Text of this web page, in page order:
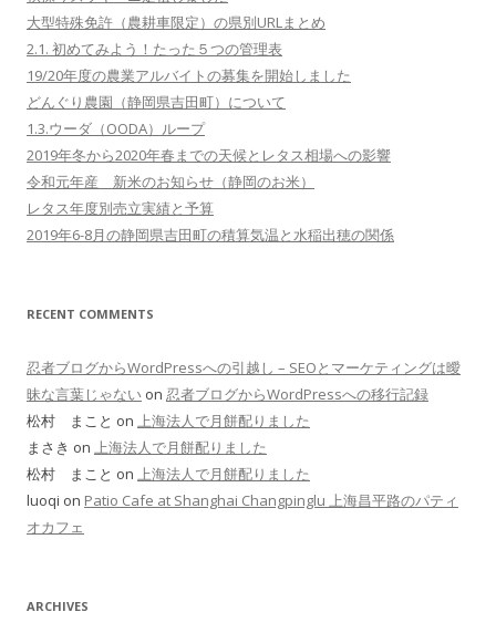
大型特殊免許（農耕車限定）の県別URLまとめ
2.1. 初めてみよう！たった５つの管理表
19/20年度の農業アルバイトの募集を開始しました
どんぐり農園（静岡県吉田町）について
1.3.ウーダ（OODA）ループ
2019年冬から2020年春までの天候とレタス相場への影響
令和元年産 新米のお知らせ（静岡のお米）
レタス年度別売立実績と予算
2019年6-8月の静岡県吉田町の積算気温と水稲出穂の関係
RECENT COMMENTS
忍者ブログからWordPressへの引越し – SEOとマーケティングは曖
昧な言葉じゃない on 忍者ブログからWordPressへの移行記録
松村 まこと on 上海法人で月餅配りました
まさき on 上海法人で月餅配りました
松村 まこと on 上海法人で月餅配りました
luoqi on Patio Cafe at Shanghai Changpinglu 上海昌平路のパティ
オカフェ
ARCHIVES